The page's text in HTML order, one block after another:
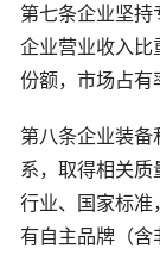
第七条企业坚
企业营业收入
份额，市场占有
第八条企业装
系，取得相关
行业、国家标准
有自主品牌（含